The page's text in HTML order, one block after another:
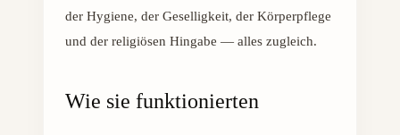
der Hygiene, der Geselligkeit, der Körperpflege
und der religiösen Hingabe — alles zugleich.
Wie sie funktionierten